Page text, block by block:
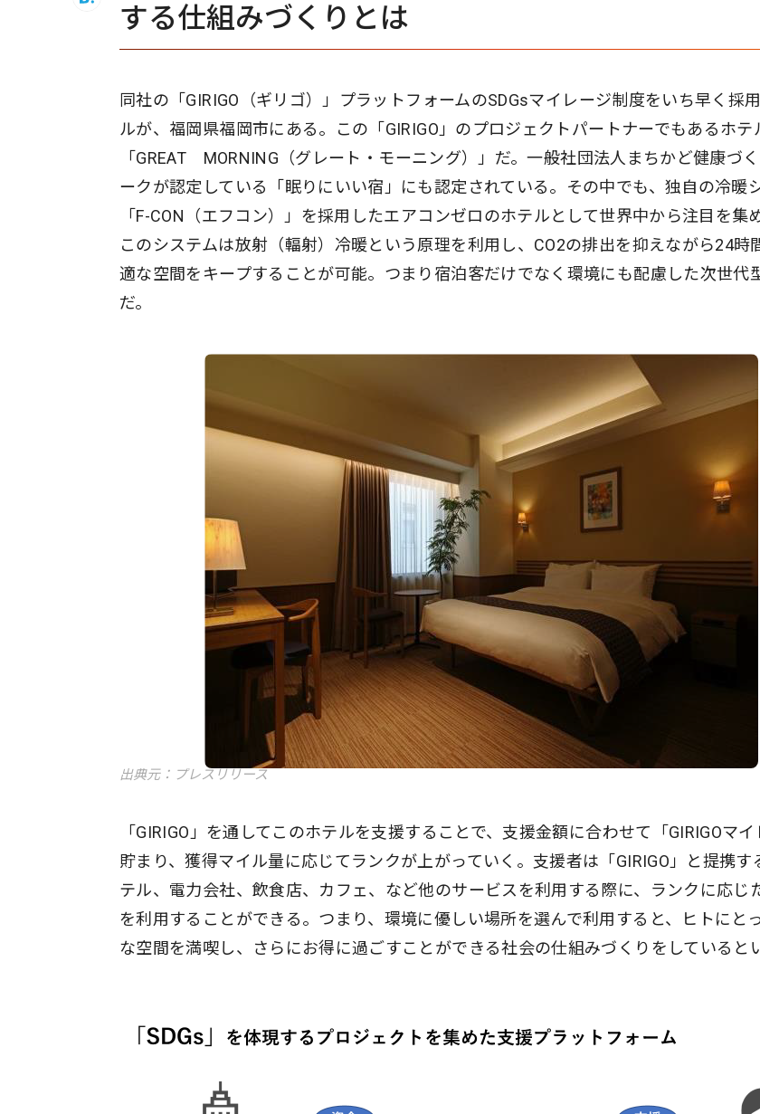
する仕組みづくりとは
同社の「GIRIGO（ギリゴ）」プラットフォームのSDGsマイレージ制度をいち早く採
ルが、福岡県福岡市にある。この「GIRIGO」のプロジェクトパートナーでもあるホテ
「GREAT MORNING（グレート・モーニング）」だ。一般社団法人まちかど健康づ
ークが認定している「眠りにいい宿」にも認定されている。その中でも、独自の冷暖
「F-CON（エフコン）」を採用したエアコンゼロのホテルとして世界中から注目を集
このシステムは放射（輻射）冷暖という原理を利用し、CO2の排出を抑えながら24時
適な空間をキープすることが可能。つまり宿泊客だけでなく環境にも配慮した次世代
だ。
出典元：プレスリリース
「GIRIGO」を通してこのホテルを支援することで、支援金額に合わせて「GIRIGOマ
貯まり、獲得マイル量に応じてランクが上がっていく。支援者は「GIRIGO」と提携す
テル、電力会社、飲食店、カフェ、など他のサービスを利用する際に、ランクに応じ
を利用することができる。つまり、環境に優しい場所を選んで利用すると、ヒトにと
な空間を満喫し、さらにお得に過ごすことができる社会の仕組みづくりをしていると